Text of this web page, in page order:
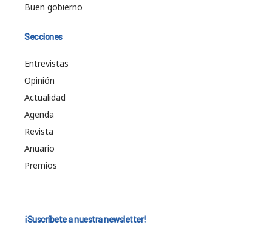
Buen gobierno
Secciones
Entrevistas
Opinión
Actualidad
Agenda
Revista
Anuario
Premios
¡Suscríbete a nuestra newsletter!